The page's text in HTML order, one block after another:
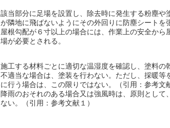
該当部分に足場を設置し、除去時に発生する粉塵や
が隣地に飛ばないようにその外回りに防塵シートを
屋根勾配が６寸以上の場合には、作業上の安全から
場が必要とされる。
施工する材料ごとに適切な温湿度を確認し、塗料の
不適当な場合は、塗装を行わない。ただし、採暖等
に行う場合は、この限りではない。（引用：参考文
降雨のおそれのある場合又は強風時は、原則として
ない。（引用：参考文献１）